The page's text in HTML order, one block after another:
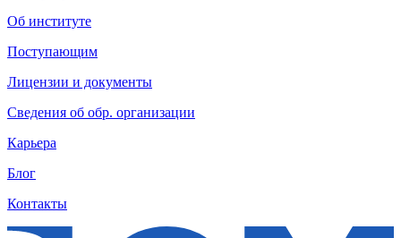
Об институте
Поступающим
Лицензии и документы
Сведения об обр. организации
Карьера
Блог
Контакты